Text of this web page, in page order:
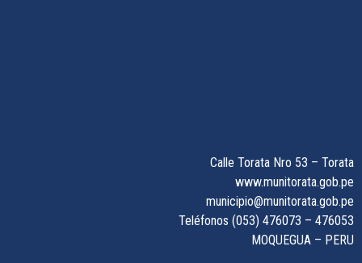
Calle Torata Nro 53 – Torata
www.munitorata.gob.pe
municipio@munitorata.gob.pe
Teléfonos (053) 476073 – 476053
MOQUEGUA – PERU